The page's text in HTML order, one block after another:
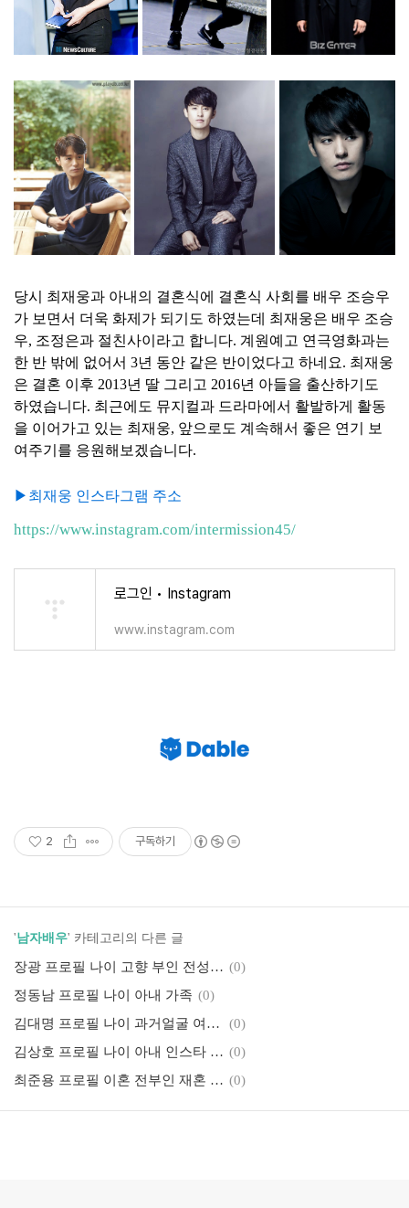
당시 최재웅과 아내의 결혼식에 결혼식 사회를 배우 조승우
가 보면서 더욱 화제가 되기도 하였는데 최재웅은 배우 조승
우, 조정은과 절친사이라고 합니다. 계원예고 연극영화과는
한 반 밖에 없어서 3년 동안 같은 반이었다고 하네요. 최재웅
은 결혼 이후 2013년 딸 그리고 2016년 아들을 출산하기도
하였습니다. 최근에도 뮤지컬과 드라마에서 활발하게 활동
을 이어가고 있는 최재웅, 앞으로도 계속해서 좋은 연기 보
여주기를 응원해보겠습니다.
▶최재웅 인스타그램 주소
https://www.instagram.com/intermission45/
로그인 • Instagram
www.instagram.com
2 구독하기
'남자배우' 카테고리의 다른 글
장광 프로필 나이 고향 부인 전성애 아들 딸 가족 (0)
정동남 프로필 나이 아내 가족 (0)
김대명 프로필 나이 과거얼굴 여자친구 결혼 키
(0)
김상호 프로필 나이 아내 인스타 작품활동 필모그래피 (0)
최준용 프로필 이혼 전부인 재혼 아내 자녀 작품활동 필모그래피 (0)